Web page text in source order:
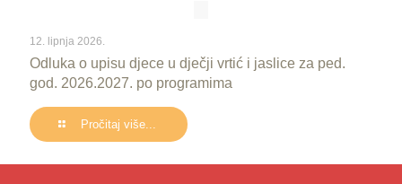
12. lipnja 2026.
Odluka o upisu djece u dječji vrtić i jaslice za ped.
god. 2026.2027. po programima
Pročitaj više...